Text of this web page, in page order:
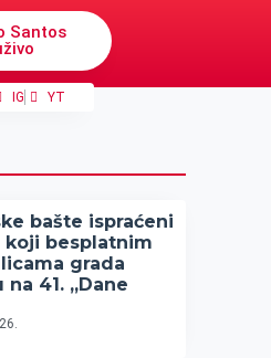
Santos
IG YT
bašte ispraćeni
koji besplatnim
grada
41. „Dane